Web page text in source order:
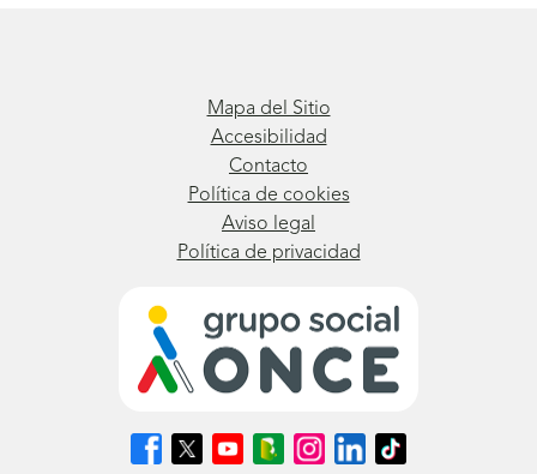
Mapa del Sitio
Accesibilidad
Contacto
Política de cookies
Aviso legal
Política de privacidad
Síguenos
en
Síguenos
en
Síguenos
en
Síguenos
en
Síguenos
en
Síguenos
en
Síguenos
en